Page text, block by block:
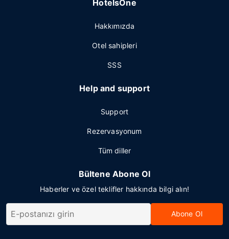
HotelsOne
Hakkımızda
Otel sahipleri
SSS
Help and support
Support
Rezervasyonum
Tüm diller
Bültene Abone Ol
Haberler ve özel teklifler hakkında bilgi alın!
Abone Ol